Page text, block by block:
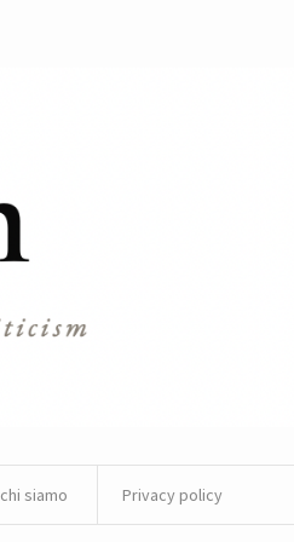
chi siamo Privacy policy